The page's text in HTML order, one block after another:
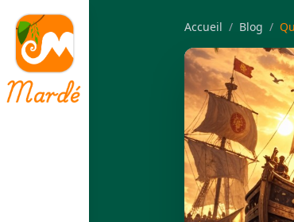
Accueil / Blog /